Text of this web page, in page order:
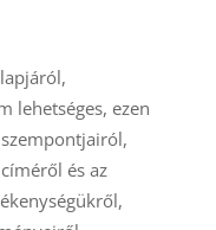
lehetséges, ezen
és az